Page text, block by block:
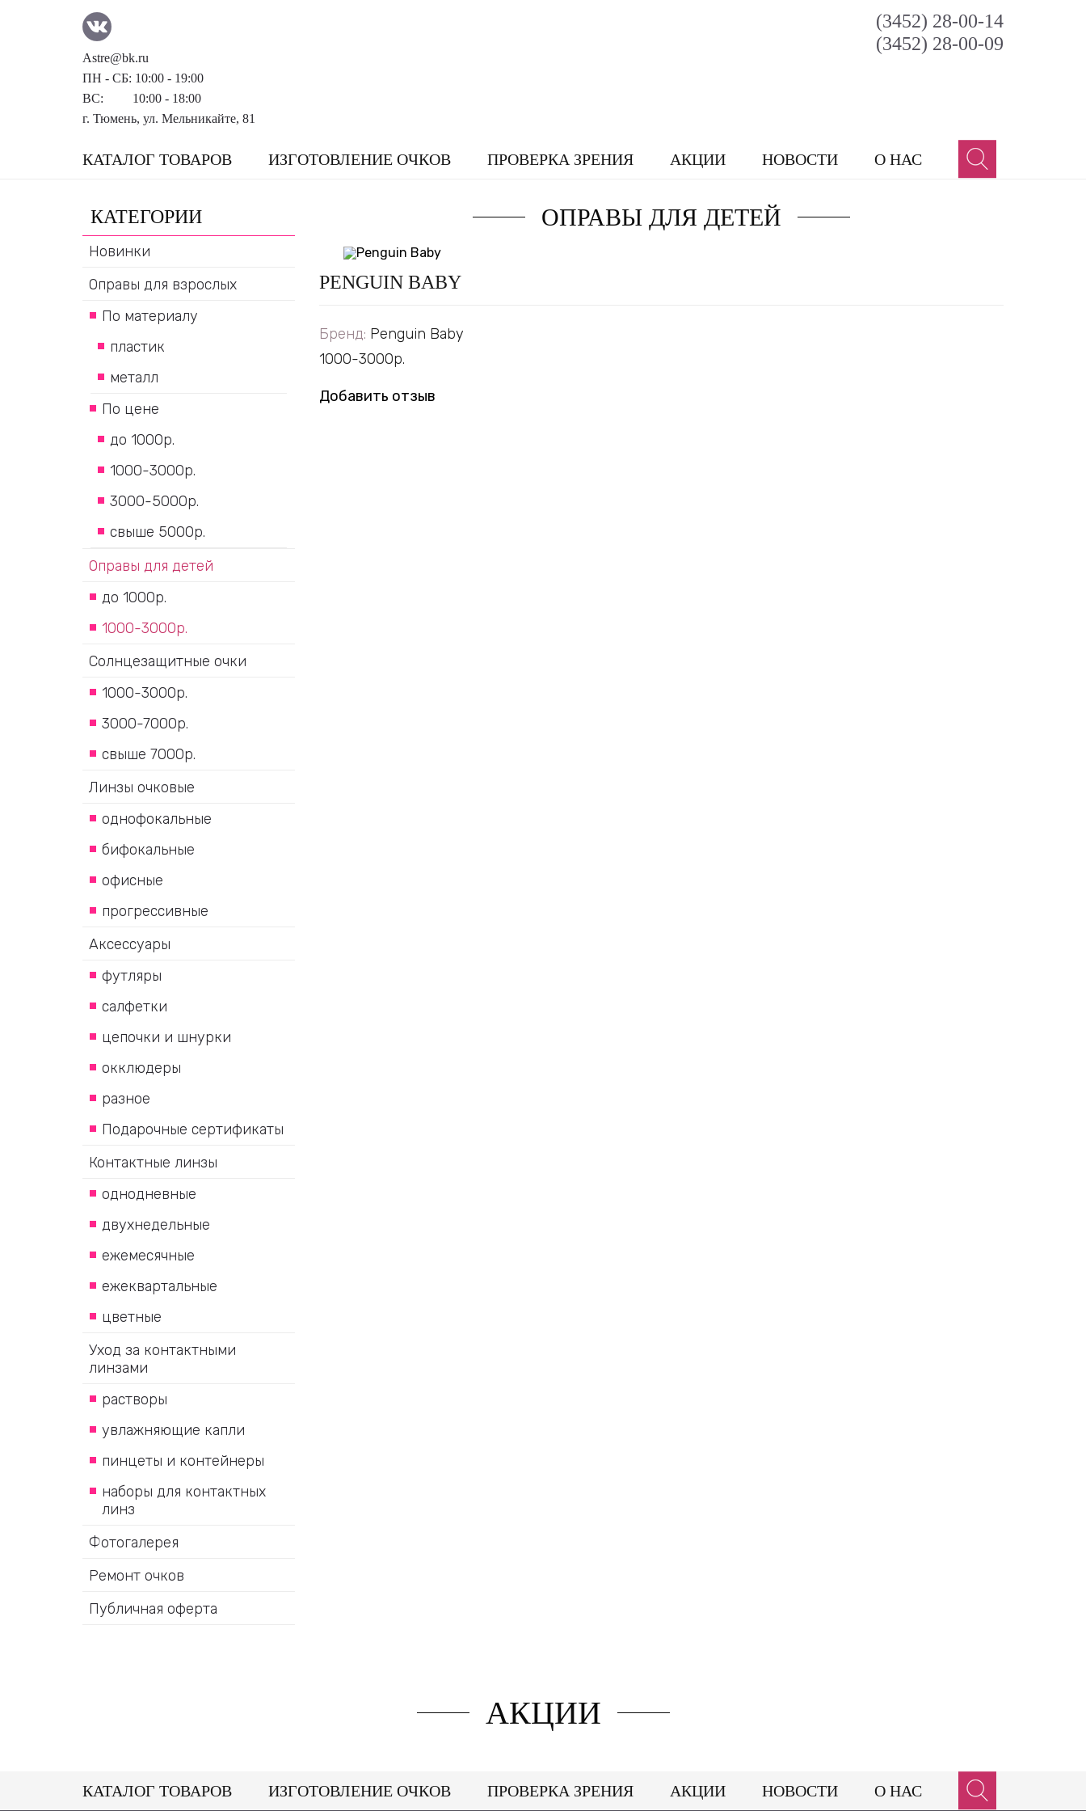
Astre@bk.ru
ПН - СБ: 10:00 - 19:00
ВС: 10:00 - 18:00
г. Тюмень, ул. Мельникайте, 81
(3452) 28-00-14
(3452) 28-00-09
КАТАЛОГ ТОВАРОВ ИЗГОТОВЛЕНИЕ ОЧКОВ ПРОВЕРКА ЗРЕНИЯ АКЦИИ НОВОСТИ О НАС
ОПРАВЫ ДЛЯ ДЕТЕЙ
PENGUIN BABY
Бренд: Penguin Baby
1000-3000р.
Добавить отзыв
КАТЕГОРИИ
Новинки
Оправы для взрослых
По материалу
пластик
металл
По цене
до 1000р.
1000-3000р.
3000-5000р.
свыше 5000р.
Оправы для детей
до 1000р.
1000-3000р.
Солнцезащитные очки
1000-3000р.
3000-7000р.
свыше 7000р.
Линзы очковые
однофокальные
бифокальные
офисные
прогрессивные
Аксессуары
футляры
салфетки
цепочки и шнурки
окклюдеры
разное
Подарочные сертификаты
Контактные линзы
однодневные
двухнедельные
ежемесячные
ежеквартальные
цветные
Уход за контактными
линзами
растворы
увлажняющие капли
пинцеты и контейнеры
наборы для контактных
линз
Фотогалерея
Ремонт очков
Публичная оферта
АКЦИИ
КАТАЛОГ ТОВАРОВ ИЗГОТОВЛЕНИЕ ОЧКОВ ПРОВЕРКА ЗРЕНИЯ АКЦИИ НОВОСТИ О НАС